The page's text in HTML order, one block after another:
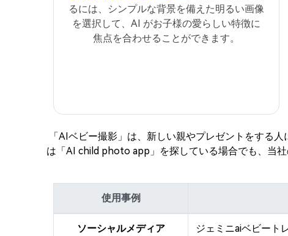
るには、シンプルな背景を備えた明るい画像
を選択して、AI がお子様の愛らしい特徴に
焦点を合わせることができます。
「AIベビー撮影」は、新しい親やプレゼントをする
は「AI child photo app」を探している場合でも、当
使用事例
ソーシャルメディア
ジェミニaiベビート